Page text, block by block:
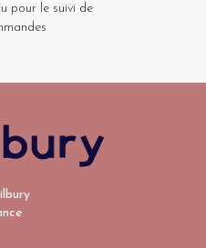
pour le suivi de